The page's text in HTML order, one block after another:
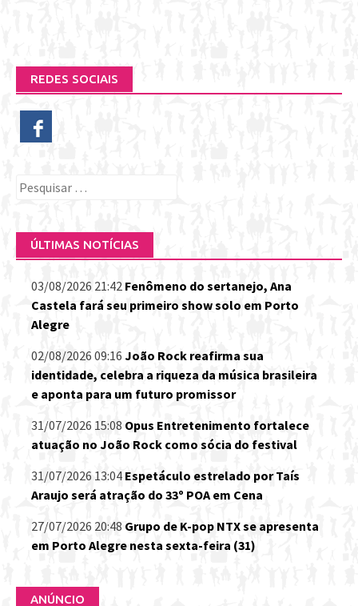
REDES SOCIAIS
Pesquisar
ÚLTIMAS NOTÍCIAS
03/08/2026 21:42 Fenômeno do sertanejo, Ana
Castela fará seu primeiro show solo em Porto
Alegre
02/08/2026 09:16 João Rock reafirma sua
identidade, celebra a riqueza da música brasileira
e aponta para um futuro promissor
31/07/2026 15:08 Opus Entretenimento fortalece
atuação no João Rock como sócia do festival
31/07/2026 13:04 Espetáculo estrelado por Taís
Araujo será atração do 33º POA em Cena
27/07/2026 20:48 Grupo de K-pop NTX se apresenta
em Porto Alegre nesta sexta-feira (31)
ANÚNCIO